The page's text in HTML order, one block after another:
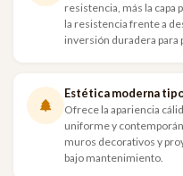
resistencia, más la
la resistencia frente a
inversión duradera
Estética moderna
Ofrece la apariencia
uniforme y
muros decorativos y
bajo mantenimiento.